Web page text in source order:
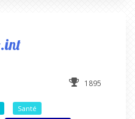
1895
Santé